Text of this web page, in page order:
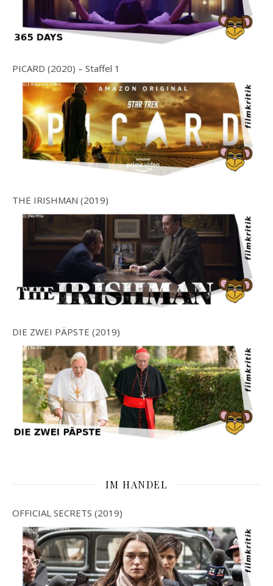
PICARD (2020) – Staffel 1
THE IRISHMAN (2019)
DIE ZWEI PÄPSTE (2019)
IM HANDEL
OFFICIAL SECRETS (2019)